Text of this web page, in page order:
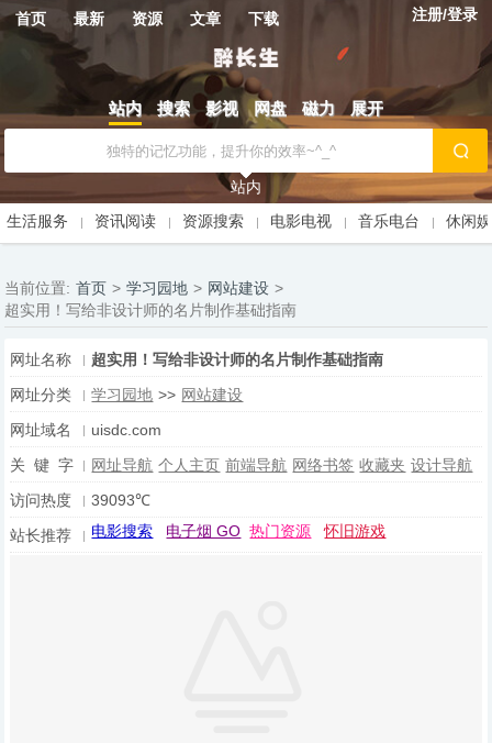
首页 最新 资源 文章 下载 注册/登录
站内 搜索 影视 网盘 磁力 展开
站内
生活服务
资讯阅读 资源搜索 电影电视 音乐电台 休闲
当前位置: 首页 > 学习园地 > 网站建设 >
超实用！写给非设计师的名片制作基础指南
网址名称
超实用！写给非设计师的名片制作基础指南
网址分类
学习园地 >> 网站建设
网址域名
uisdc.com
关 键 字
网址导航 个人主页 前端导航 网络书签 收藏夹 设计导航
访问热度
39093℃
站长推荐
电影搜索 电子烟 GO 热门资源 怀旧游戏